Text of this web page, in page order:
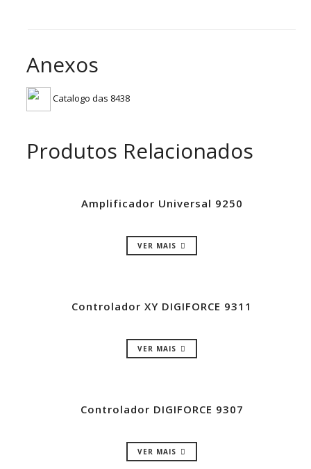
Anexos
Catalogo das 8438
Produtos Relacionados
Amplificador Universal 9250
VER MAIS
Controlador XY DIGIFORCE 9311
VER MAIS
Controlador DIGIFORCE 9307
VER MAIS